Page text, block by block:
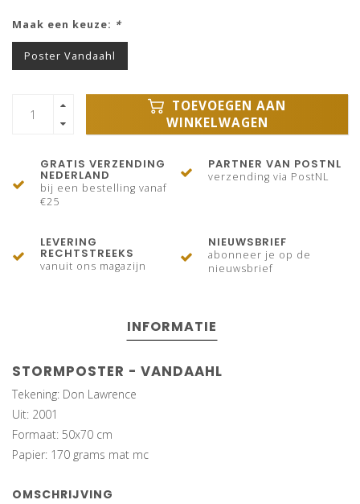
Maak een keuze: *
Poster Vandaahl
TOEVOEGEN AAN
WINKELWAGEN
GRATIS VERZENDING
NEDERLAND
bij een bestelling vanaf
€25
PARTNER VAN POSTNL
verzending via PostNL
LEVERING
RECHTSTREEKS
vanuit ons magazijn
NIEUWSBRIEF
abonneer je op de
nieuwsbrief
INFORMATIE
STORMPOSTER - VANDAAHL
Tekening: Don Lawrence
Uit: 2001
Formaat: 50x70 cm
Papier: 170 grams mat mc
OMSCHRIJVING